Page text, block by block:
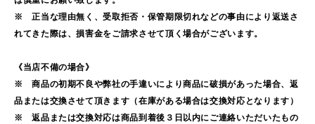
※ 正当な理由無く、受取拒否・保管期限切れなどの事由により返送さ
れてきた際は、損害金をご請求させて頂く場合がございます。
《当店不備の場合》
※ 商品の初期不良や弊社の手違いにより商品に破損があった場合、返
品または交換させて頂きます（在庫がある場合は交換対応となります）
※ 返品または交換対応は商品到着後３日以内にご連絡いただいたもの